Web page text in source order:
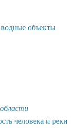
объекты
человека и реки